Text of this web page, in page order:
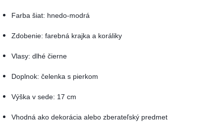
Farba šiat: hnedo-modrá
Zdobenie: farebná krajka a koráliky
Vlasy: dlhé čierne
Doplnok: čelenka s pierkom
Výška v sede: 17 cm
Vhodná ako dekorácia alebo zberateľský predmet